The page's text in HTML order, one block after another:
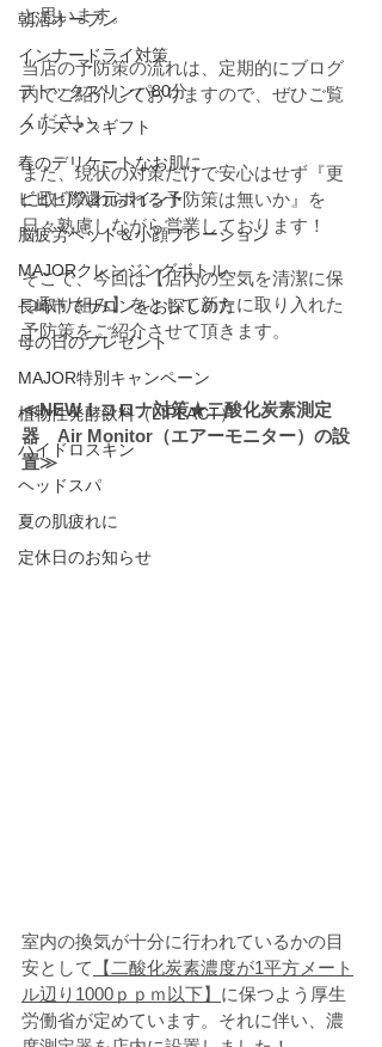
朝活オープン
インナードライ対策
デトックスリンパ80分
クリスマスギフト
春のデリケートなお肌に
ビビビ際還元ポイント
脳疲労ヘッド＆小顔プレーション
MAJORクレンジングボトル
長崎市でサロンをお探しの方
母の日のプレゼント
MAJOR特別キャンペーン
植物性発酵飲料（LIPLACT）
ハイドロスキン
ヘッドスパ
夏の肌疲れに
定休日のお知らせ
と思います。
当店の予防策の流れは、定期的にブログ
内でご紹介しておりますので、ぜひご覧
ください。
また、現状の対策だけで安心はせず『更
に取り入れられる予防策は無いか』を
日々熟慮しながら営業しております！
そこで、今回は【店内の空気を清潔に保
つ取り組み】をとして新たに取り入れた
予防策をご紹介させて頂きます。
≪NEW！コロナ対策★二酸化炭素測定
器　Air Monitor（エアーモニター）の設
置≫
室内の換気が十分に行われているかの目
安として
【二酸化炭素濃度が1平方メート
ル辺り1000ｐｐｍ以下】 に保つよう厚生
労働省が定めています。それに伴い、濃